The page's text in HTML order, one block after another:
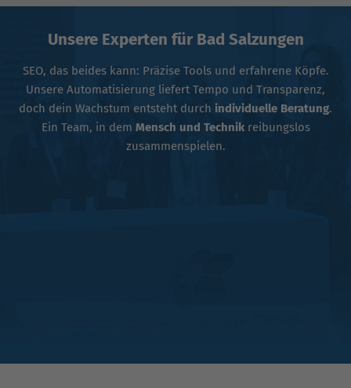
Unsere Experten für Bad Salzungen
SEO, das beides kann: Präzise Tools und erfahrene Köpfe.
Unsere Automatisierung liefert Tempo und Transparenz,
doch dein Wachstum entsteht durch individuelle Beratung.
Ein Team, in dem Mensch und Technikreibungslos
zusammenspielen.